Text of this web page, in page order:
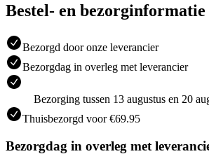
Bestel- en bezorginformatie
Bezorgd door onze leverancier
Bezorgdag in overleg met leverancier
Bezorging tussen 13 augustus en 20
Thuisbezorgd voor €69.95
Bezorgdag in overleg met